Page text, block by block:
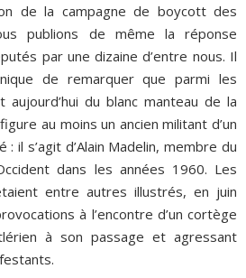
de la campagne de boycott des
publions de même la réponse
par une dizaine d’entre nous. Il
de remarquer que parmi les
du blanc manteau de la
au moins un ancien militant d’un
il s’agit d’Alain Madelin, membre du
dans les années 1960. Les
entre autres illustrés, en juin
à l’encontre d’un cortège
à son passage et agressant